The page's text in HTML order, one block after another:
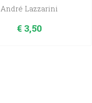
André Lazzarini
€3,50